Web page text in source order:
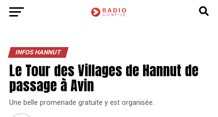
INFOS HANNUT
Le Tour des Villages de Hannut de
passage à Avin
Une belle promenade gratuite y est organisée.